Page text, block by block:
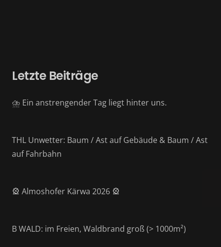
Letzte Beiträge
⛈️ Ein anstrengender Tag liegt hinter uns.
THL Unwetter: Baum / Ast auf Gebäude & Baum / Ast
auf Fahrbahn
🎡 Almoshofer Kärwa 2026 🎡
B WALD: im Freien, Waldbrand groß (> 1000m²)